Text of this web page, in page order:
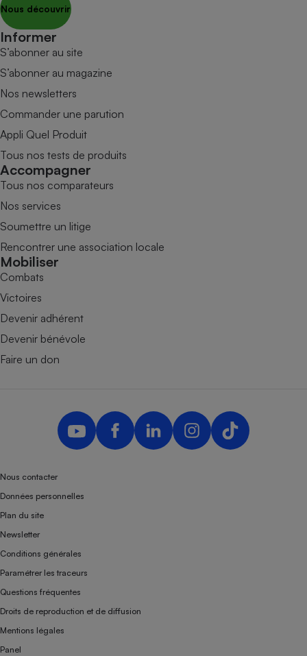
Nous découvrir
Informer
S’abonner au site
S’abonner au magazine
Nos newsletters
Commander une parution
Appli Quel Produit
Tous nos tests de produits
Accompagner
Tous nos comparateurs
Nos services
Soumettre un litige
Rencontrer une association locale
Mobiliser
Combats
Victoires
Devenir adhérent
Devenir bénévole
Faire un don
Nous contacter
Données personnelles
Plan du site
Newsletter
Conditions générales
Paramétrer les traceurs
Questions fréquentes
Droits de reproduction et de diffusion
Mentions légales
Panel